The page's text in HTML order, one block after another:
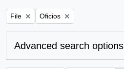
Remove filter:
File Remove filter:
Oficios
Advanced search options